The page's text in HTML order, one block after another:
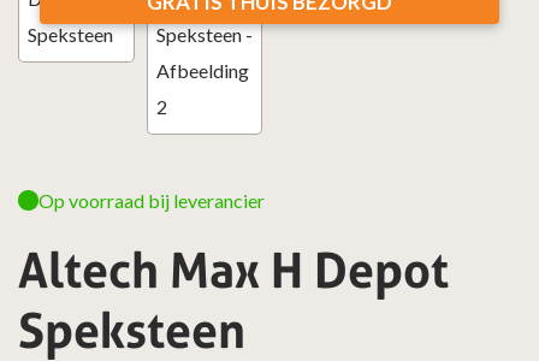
Altech Max H Depot
Speksteen
Op voorraad bij leverancier